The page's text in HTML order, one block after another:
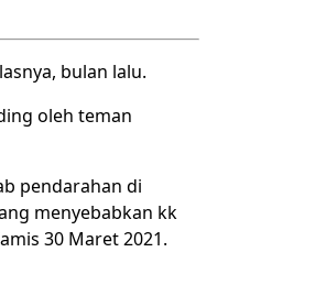
bulan lalu.
oleh teman
pendarahan di
menyebabkan kk
30 Maret 2021.